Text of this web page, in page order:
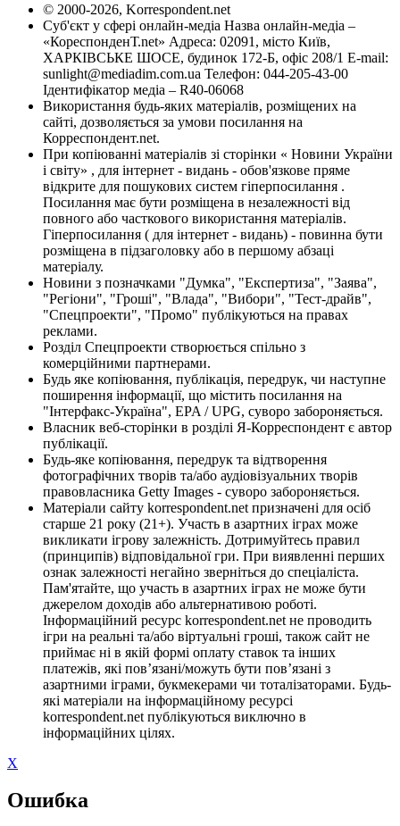
© 2000-2026, Korrespondent.net
Суб'єкт у сфері онлайн-медіа Назва онлайн-медіа –
«КореспонденТ.net» Адреса: 02091, місто Київ,
ХАРКІВСЬКЕ ШОСЕ, будинок 172-Б, офіс 208/1 E-mail:
sunlight@mediadim.com.ua Телефон: 044-205-43-00
Ідентифікатор медіа – R40-06068
Використання будь-яких матеріалів, розміщених на
сайті, дозволяється за умови посилання на
Корреспондент.net.
При копіюванні матеріалів зі сторінки « Новини України
і світу» , для інтернет - видань - обов'язкове пряме
відкрите для пошукових систем гіперпосилання .
Посилання має бути розміщена в незалежності від
повного або часткового використання матеріалів.
Гіперпосилання ( для інтернет - видань) - повинна бути
розміщена в підзаголовку або в першому абзаці
матеріалу.
Новини з позначками "Думка", "Експертиза", "Заява",
"Регіони", "Гроші", "Влада", "Вибори", "Тест-драйв",
"Спецпроекти", "Промо" публікуються на правах
реклами.
Розділ Спецпроекти створюється спільно з
комерційними партнерами.
Будь яке копіювання, публікація, передрук, чи наступне
поширення інформації, що містить посилання на
"Інтерфакс-Україна", EPA / UPG, суворо забороняється.
Власник веб-сторінки в розділі Я-Корреспондент є автор
публікації.
Будь-яке копіювання, передрук та відтворення
фотографічних творів та/або аудіовізуальних творів
правовласника Getty Images - суворо забороняється.
Матеріали сайту korrespondent.net призначені для осіб
старше 21 року (21+). Участь в азартних іграх може
викликати ігрову залежність. Дотримуйтесь правил
(принципів) відповідальної гри. При виявленні перших
ознак залежності негайно зверніться до спеціаліста.
Пам'ятайте, що участь в азартних іграх не може бути
джерелом доходів або альтернативою роботі.
Інформаційний ресурс korrespondent.net не проводить
ігри на реальні та/або віртуальні гроші, також сайт не
приймає ні в якій формі оплату ставок та інших
платежів, які пов’язані/можуть бути пов’язані з
азартними іграми, букмекерами чи тоталізаторами. Будь-
які матеріали на інформаційному ресурсі
korrespondent.net публікуються виключно в
інформаційних цілях.
X
Ошибка